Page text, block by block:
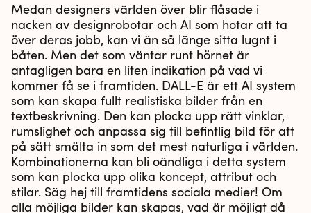
Medan designers världen över blir flåsade i
nacken av designrobotar och AI som hotar att ta
över deras jobb, kan vi än så länge sitta lugnt i
båten. Men det som väntar runt hörnet är
antagligen bara en liten indikation på vad vi
kommer få se i framtiden. DALL-E är ett AI system
som kan skapa fullt realistiska bilder från en
textbeskrivning. Den kan plocka upp rätt vinklar,
rumslighet och anpassa sig till befintlig bild för att
på sätt smälta in som det mest naturliga i världen.
Kombinationerna kan bli oändliga i detta system
som kan plocka upp olika koncept, attribut och
stilar. Säg hej till framtidens sociala medier! Om
alla möjliga bilder kan skapas, vad är möjligt då